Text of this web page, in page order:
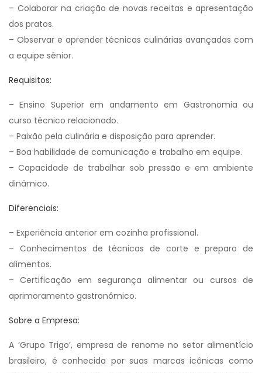
– Colaborar na criação de novas receitas e apresentação
dos pratos.
– Observar e aprender técnicas culinárias avançadas com
a equipe sênior.
Requisitos:
– Ensino Superior em andamento em Gastronomia ou
curso técnico relacionado.
– Paixão pela culinária e disposição para aprender.
– Boa habilidade de comunicação e trabalho em equipe.
– Capacidade de trabalhar sob pressão e em ambiente
dinâmico.
Diferenciais:
– Experiência anterior em cozinha profissional.
– Conhecimentos de técnicas de corte e preparo de
alimentos.
– Certificação em segurança alimentar ou cursos de
aprimoramento gastronômico.
Sobre a Empresa:
A ‘Grupo Trigo’, empresa de renome no setor alimentício
brasileiro, é conhecida por suas marcas icônicas como